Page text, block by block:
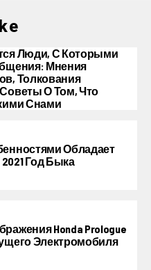
Люди, С Которыми
Мнения
Толкования
О Том, Что
Снами
Обладает
Год Быка
Honda Prologue
Электромобиля